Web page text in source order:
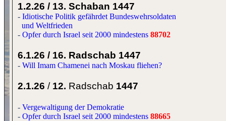
1.2.26 / 13. Schaban 1447
- Idiotische Politik gefährdet Bundeswehrsoldaten
und Weltfrieden
- Opfer durch Israel seit 2000 mindestens 88702
6.1.26 / 16. Radschab 1447
- Will Imam Chamenei nach Moskau fliehen?
2.1.26 /12. Radschab 1447
- Vergewaltigung der Demokratie
- Opfer durch Israel seit 2000 mindestens 88665